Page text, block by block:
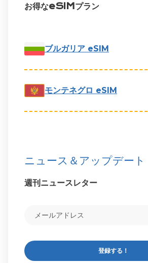
お得なeSIMプラン
ブルガリア eSIM
モンテネグロ eSIM
ニュース＆アップデート
週刊ニュースレター
登録する！